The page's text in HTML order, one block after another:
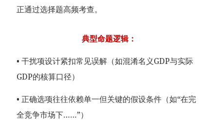
正通过选择题高频考查。
典型命题逻辑：
• 干扰项设计紧扣常见误解（如混淆名义GDP与实际
GDP的核算口径）
• 正确选项往往依赖单一但关键的假设条件（如“在完
全竞争市场下……”）